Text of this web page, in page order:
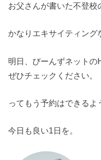
お父さんが書いた不登校
かなりエキサイティング
明日、びーんずネットの
ぜひチェックください。
ってもう予約はできるよ
今日も良い1日を。